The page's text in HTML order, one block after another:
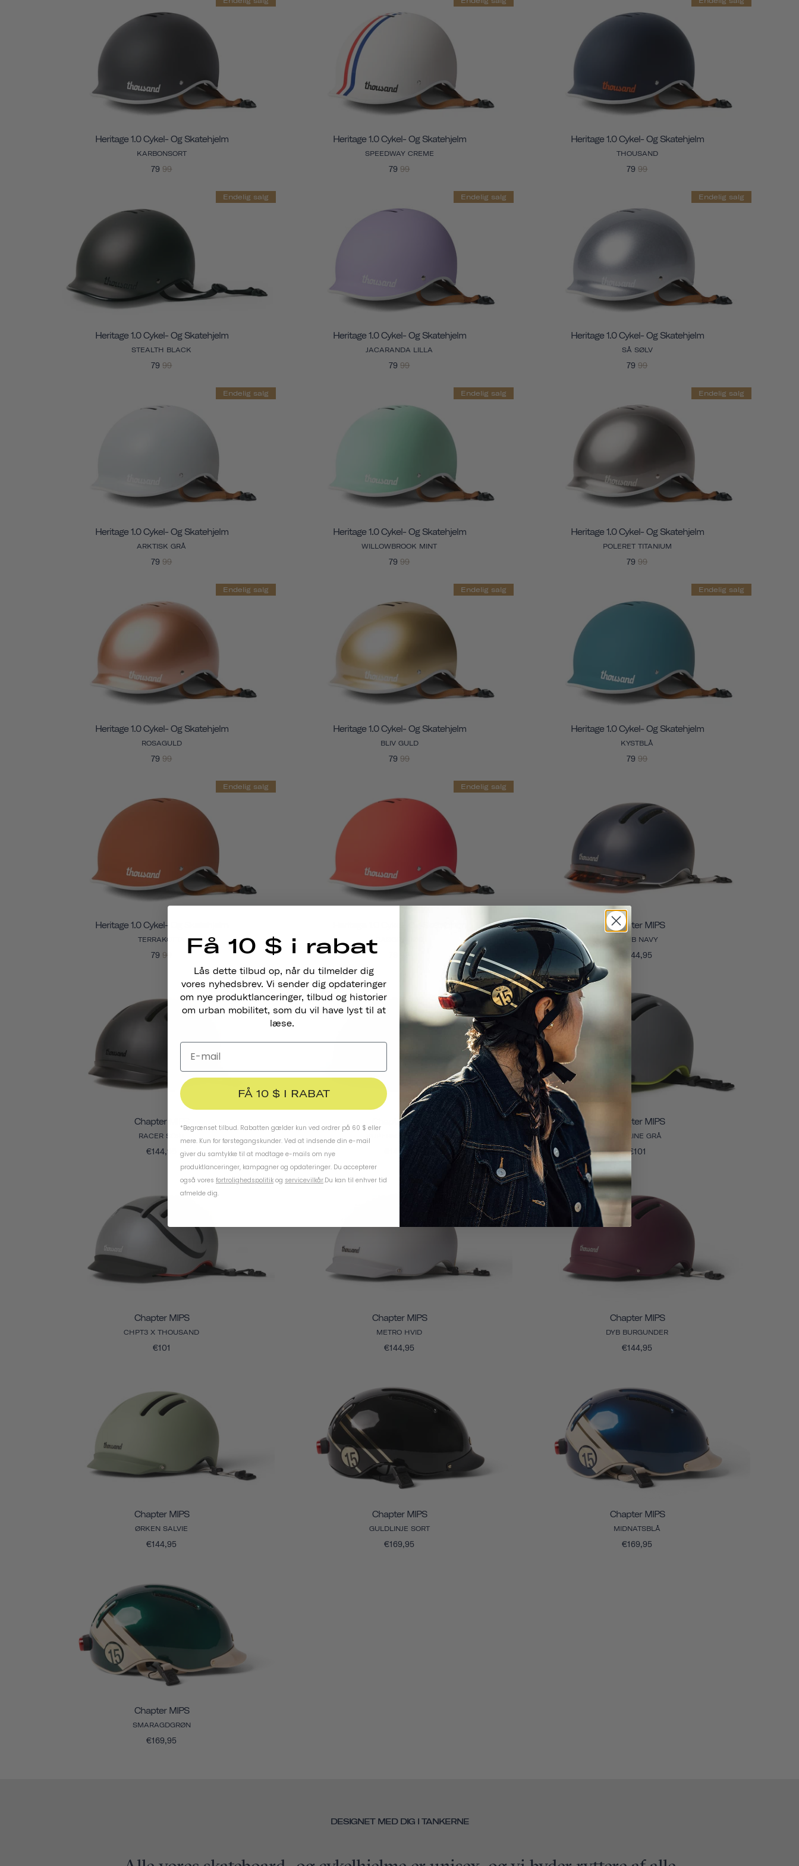
Heritage 1.0 Cykel- Og Skatehjelm
KARBONSORT
79 99
Heritage 1.0 Cykel- Og Skatehjelm
SPEEDWAY CREME
79 99
Heritage 1.0 Cykel- Og Skatehjelm
THOUSAND
79 99
Endelig salg
Heritage 1.0 Cykel- Og Skatehjelm
STEALTH BLACK
79 99
Endelig salg
Heritage 1.0 Cykel- Og Skatehjelm
JACARANDA LILLA
79 99
Endelig salg
Heritage 1.0 Cykel- Og Skatehjelm
SÅ SØLV
79 99
Endelig salg
Heritage 1.0 Cykel- Og Skatehjelm
ARKTISK GRÅ
79 99
Endelig salg
Heritage 1.0 Cykel- Og Skatehjelm
WILLOWBROOK MINT
79 99
Endelig salg
Heritage 1.0 Cykel- Og Skatehjelm
POLERET TITANIUM
79 99
Endelig salg
Heritage 1.0 Cykel- Og Skatehjelm
ROSAGULD
79 99
Endelig salg
Heritage 1.0 Cykel- Og Skatehjelm
BLIV GULD
79 99
Endelig salg
Heritage 1.0 Cykel- Og Skatehjelm
KYSTBLÅ
79 99
Endelig salg
Heritage 1.0 Cykel- Og Skatehjelm
TERRAKOTTA
79 99
Endelig salg
Chapter MIPS
CLUB NAVY
€144,95
Chapter MIPS
RACER SORT
€144,95
Chapter MIPS
SUPERMÅNE HVID
€144,95
Chapter MIPS
SKYLINE GRÅ
€101
Chapter MIPS
CHPT3 X THOUSAND
€101
Chapter MIPS
METRO HVID
€144,95
Chapter MIPS
DYB BURGUNDER
€144,95
Chapter MIPS
ØRKEN SALVIE
€144,95
Chapter MIPS
GULDLINJE SORT
€169,95
Chapter MIPS
MIDNATSBLÅ
€169,95
Chapter MIPS
SMARAGDGRØN
€169,95
DESIGNET MED DIG I TANKERNE
Få 10 $ i rabat
Lås dette tilbud op, når du tilmelder dig
vores nyhedsbrev. Vi sender dig opdateringer
om nye produktlanceringer, tilbud og historier
om urban mobilitet, som du vil have lyst til at
læse.
FÅ 10 $ I RABAT
*Begrænset tilbud. Rabatten gælder kun ved ordrer på 60 $ eller
mere. Kun for førstegangskunder. Ved at indsende din e-mail
giver du samtykke til at modtage e-mails om nye
produktlanceringer, kampagner og opdateringer. Du accepterer
også vores fortrolighedspolitik og servicevilkår.Du kan til enhver tid
afmelde dig.